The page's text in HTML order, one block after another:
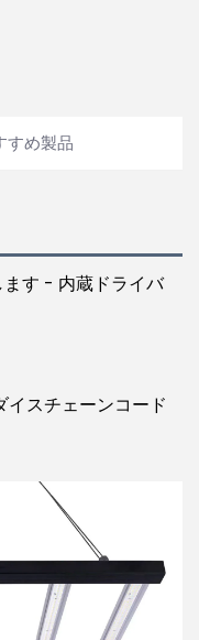
すめ製品
ます - 内蔵ドライバ
イスチェーンコード